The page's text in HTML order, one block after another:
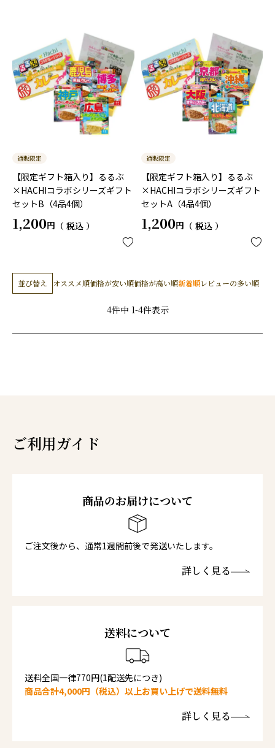
通販限定
【限定ギフト箱入り】るるぶ
×HACHIコラボシリーズギフト
セットB（4品4個）
1,200 税込
通販限定
【限定ギフト箱入り】るるぶ
×HACHIコラボシリーズギフト
セットA（4品4個）
1,200 税込
並び替え オススメ順価格が安い順価格が高い順新着順レビューの多い順
4件中 1-4件表示
ご利用ガイド
商品のお届けについて
ご注文後から、通常1週間前後で発送いたします。
詳しく見る
送料について
送料全国一律770円(1配送先につき)
商品合計4,000円（税込）以上お買い上げで送料無料
詳しく見る